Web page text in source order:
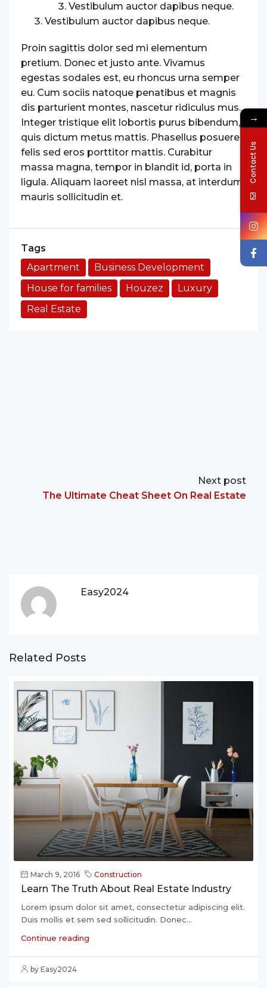
Vestibulum auctor dapibus neque.
Vestibulum auctor dapibus neque.
Proin sagittis dolor sed mi elementum
pretium. Donec et justo ante. Vivamus
egestas sodales est, eu rhoncus urna semper
eu. Cum sociis natoque penatibus et magnis
dis parturient montes, nascetur ridiculus mus.
Integer tristique elit lobortis purus bibendum,
quis dictum metus mattis. Phasellus posuere
felis sed eros porttitor mattis. Curabitur
massa magna, tempor in blandit id, porta in
ligula. Aliquam laoreet nisl massa, at interdum
mauris sollicitudin et.
Tags
Apartment
Business Development
House for families
Houzez
Luxury
Real Estate
Next post
The Ultimate Cheat Sheet On Real Estate
Easy2024
Related Posts
March 9, 2016 Construction
Learn The Truth About Real Estate Industry
Lorem ipsum dolor sit amet, consectetur adipiscing elit.
Duis mollis et sem sed sollicitudin. Donec...
Continue reading
by Easy2024
→
Contact Us